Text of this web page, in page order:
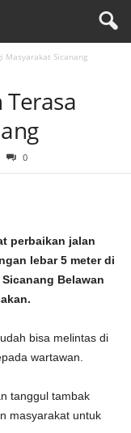
Masyarakat Sicanang
0
perbaikan jalan
lebar 5 meter di
Belawan
bisa melintas di
wartawan.
tanggul tambak
masyarakat untuk